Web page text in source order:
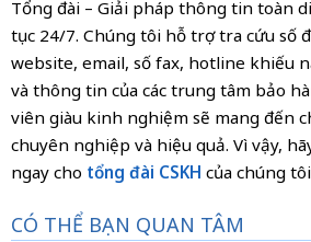
Tổng đài – Giải pháp thông tin toàn
tục 24/7. Chúng tôi hỗ trợ tra cứu số
website, email, số fax, hotline khiếu
và thông tin của các trung tâm bảo
viên giàu kinh nghiệm sẽ mang đến
chuyên nghiệp và hiệu quả. Vì vậy,
ngay cho tổng đài CSKH của chúng
CÓ THỂ BẠN QUAN TÂM